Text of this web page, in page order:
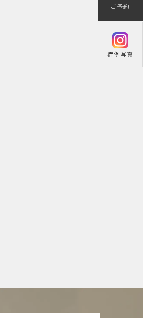
ご予約
症例写真